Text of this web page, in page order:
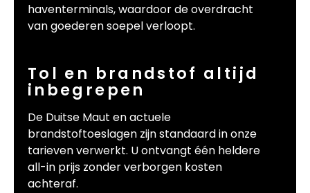
haventerminals, waardoor de overdracht
van goederen soepel verloopt.
Tol en brandstof altijd
inbegrepen
De Duitse Maut en actuele
brandstoftoeslagen zijn standaard in onze
tarieven verwerkt. U ontvangt één heldere
all-in prijs zonder verborgen kosten
achteraf.